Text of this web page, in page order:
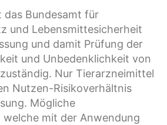
das Bundesamt für
und Lebensmittesicherheit
und damit Prüfung der
und Unbedenklichkeit von
Nur Tierarzneimittel
Nutzen-Risikoverhältnis
Mögliche
mit der Anwendung